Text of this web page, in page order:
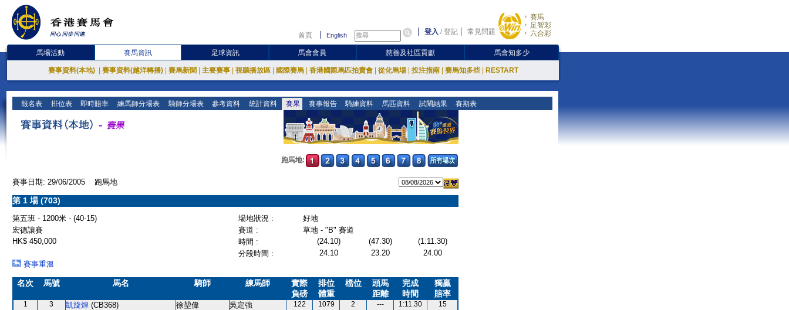
首頁 English 登入 /登記 常見問題
賽馬
足智彩
六合彩
馬場活動 賽馬資訊 足球資訊 馬會會員 慈善及社區貢獻 馬會知多少
賽事資料(本地) 賽事資料(越洋轉播) 賽馬新聞 主要賽事 視聽播放區 國際賽馬 香港國際馬匹拍賣會 從化馬場 投注指南 賽馬知多些 RESTART
報名表 排位表 即時賠率 練馬師分場表 騎師分場表 參考資料 統計資料 賽果 賽事報告 騎練資料 馬匹資料 試閘結果 賽期表
跑馬地:
賽事日期: 29/06/2005 跑馬地
第 1 場 (703)
第五班 - 1200米 - (40-15) 場地狀況 :
好地
宏德讓賽
賽道 :
草地 - "B" 賽道
HK$ 450,000
時間 : (24.10) (47.30)
(1:11.30)
分段時間 :
24.10 23.20
24.00
賽事重溫
名次 馬號 馬名 騎師 練馬師
實際
負磅
排位
體重
檔位
頭馬
距離
完成
時間
獨贏
賠率
1 3 凱旋煌 (CB368) 徐堃偉 吳定強 122 1079 2 --- 1:11.30
15